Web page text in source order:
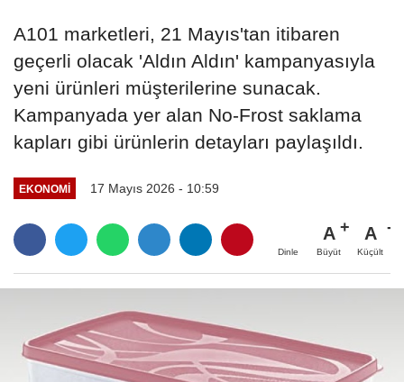
A101 marketleri, 21 Mayıs'tan itibaren
geçerli olacak 'Aldın Aldın' kampanyasıyla
yeni ürünleri müşterilerine sunacak.
Kampanyada yer alan No-Frost saklama
kapları gibi ürünlerin detayları paylaşıldı.
EKONOMI 17 Mayıs 2026 - 10:59
Dinle
A
Büyüt
A
Küçült